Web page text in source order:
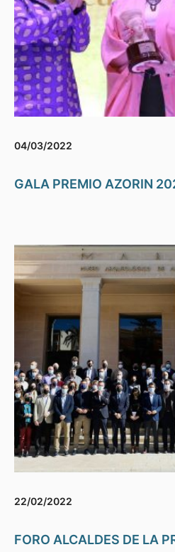
04/03/2022
GALA PREMIO AZORIN
22/02/2022
FORO ALCALDES DE LA